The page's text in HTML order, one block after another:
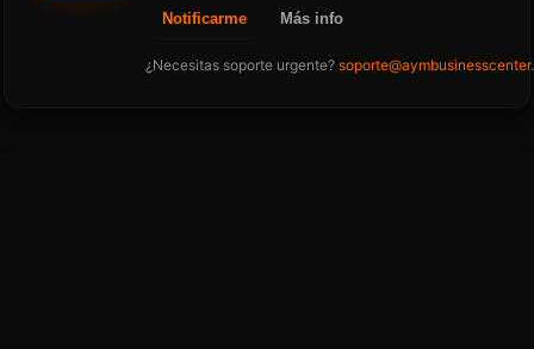
Notificarme Más info
¿Necesitas soporte urgente?